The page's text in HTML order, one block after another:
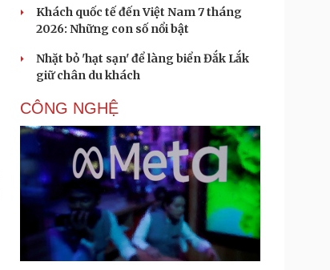
Khách quốc tế đến Việt Nam 7 tháng
2026: Những con số nổi bật
Nhặt bỏ 'hạt sạn' để làng biển Đắk Lắk
giữ chân du khách
CÔNG NGHỆ